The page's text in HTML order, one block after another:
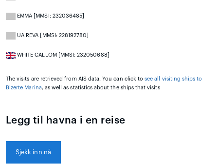
EMMA [MMSI: 232036485]
UA REVA [MMSI: 228192780]
WHITE CALLOM [MMSI: 232050688]
The visits are retrieved from AIS data. You can click tosee all visiting ships to
Bizerte Marina, as well as statistics about the ships that visits
Legg til havna i en reise
Sjekk inn nå